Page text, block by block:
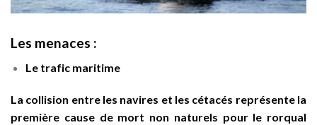
Les menaces :
Le trafic maritime
La collision entre les navires et les cétacés représente la
première cause de mort non naturels pour le rorqual